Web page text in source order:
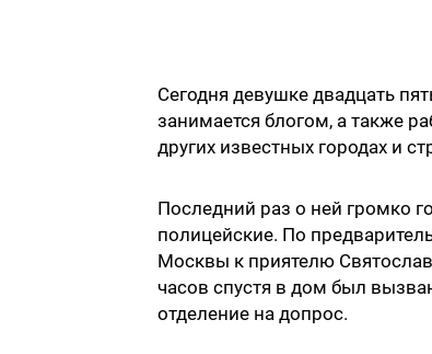
Сегодня девушке двадцать
занимается блогом, а также
других известных городах и
Последний раз о ней громко
полицейские. По
Москвы к приятелю
часов спустя в дом был
отделение на допрос.